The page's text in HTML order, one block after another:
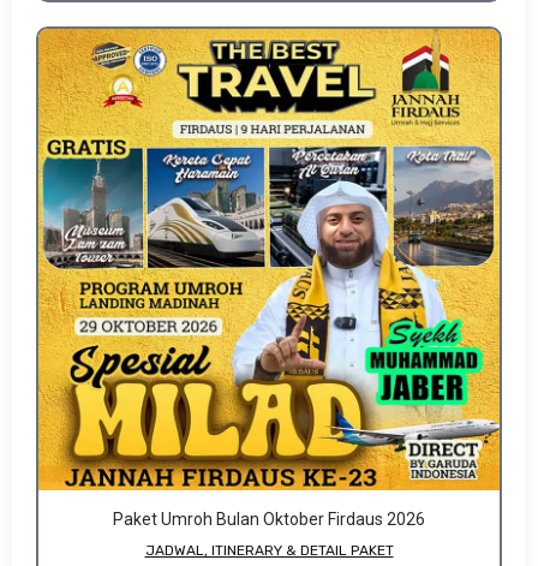
Paket Umroh Bulan Oktober Firdaus 2026
JADWAL, ITINERARY & DETAIL PAKET